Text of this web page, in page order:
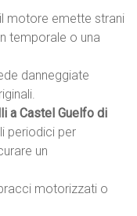
il motore emette strani
temporale o una
danneggiate
a Castel Guelfo di
periodici per
un
motorizzati o